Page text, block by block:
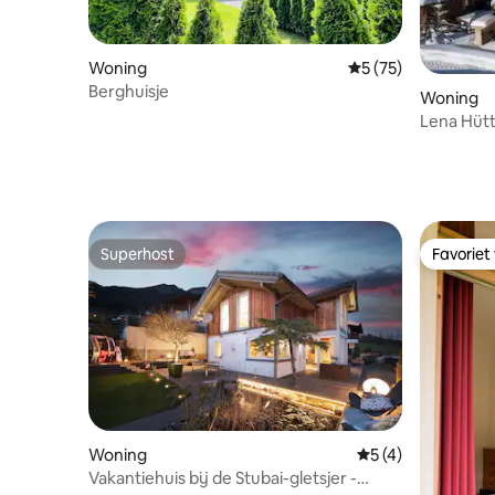
Woning Gemiddelde
5 (75)
Berghuisje
Woning
Lena
Superhost
Superhost
Woning Gemiddelde
5 (4)
Vakantiehuis bij de Stubai-gletsjer -